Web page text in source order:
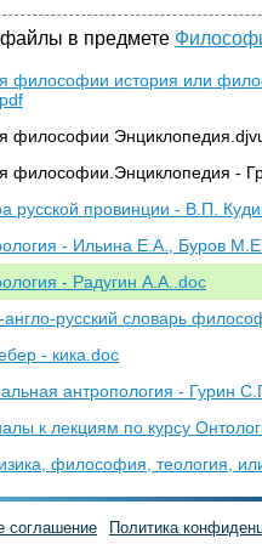
в предмете
философии история или
философии
философии.Энциклопедия -
русской провинции - В.П.
- Ильина Е.А., Буров
- Радугин А.А..doc
англо-русский словарь
- кика.doc
антропология - Гурин
к лекциям по курсу
философия, теология,
соглашение Политика